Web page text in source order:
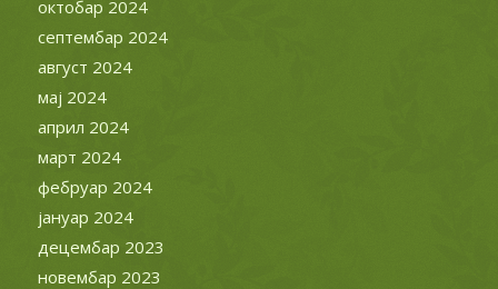
октобар 2024
септембар 2024
август 2024
мај 2024
април 2024
март 2024
фебруар 2024
јануар 2024
децембар 2023
новембар 2023